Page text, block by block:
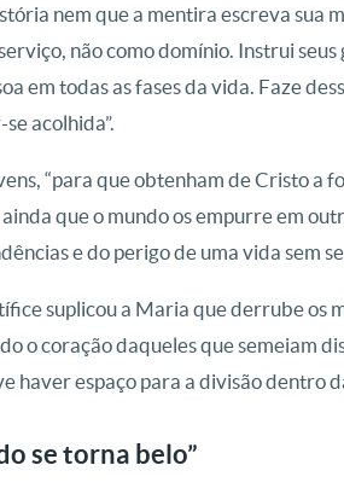
nem que a mentira escreva sua
não como domínio. Instrui
em todas as fases da vida. Faze
acolhida”.
“para que obtenham de Cristo a
que o mundo os empurre em
e do perigo de uma vida sem
suplicou a Maria que derrube os
o coração daqueles que semeiam
haver espaço para a divisão dentro
se torna belo”